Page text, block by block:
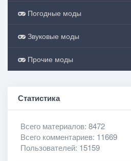
Погодные моды
Звуковые моды
Прочие моды
Статистика
Всего материалов: 8472
Всего комментариев: 11669
Пользователей: 15159